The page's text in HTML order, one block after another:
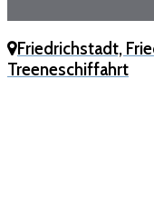
Friedrichstadt,
Treeneschiffahrt